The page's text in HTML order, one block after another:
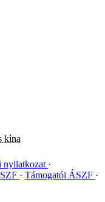
kína
nyilatkozat
Támogatói ÁSZF